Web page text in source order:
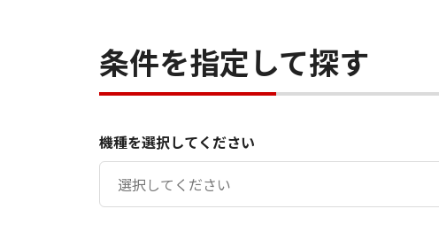
条件を指定して探す
機種を選択してください